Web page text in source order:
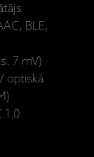
BLE,
7 mV)
optiskā
1.0